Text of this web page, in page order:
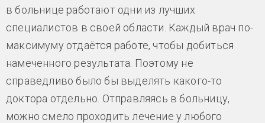
в больнице работают одни из лучших
специалистов в своей области. Каждый врач по-
максимуму отдаётся работе, чтобы добиться
намеченного результата. Поэтому не
справедливо было бы выделять какого-то
доктора отдельно. Отправляясь в больницу,
можно смело проходить лечение у любого